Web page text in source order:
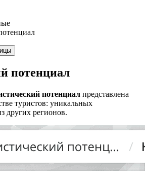
потенциал
потенциал представлена
туристов: уникальных
других регионов.